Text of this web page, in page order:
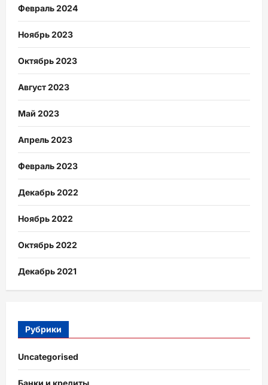
Февраль 2024
Ноябрь 2023
Октябрь 2023
Август 2023
Май 2023
Апрель 2023
Февраль 2023
Декабрь 2022
Ноябрь 2022
Октябрь 2022
Декабрь 2021
Рубрики
Uncategorised
Банки и кредиты